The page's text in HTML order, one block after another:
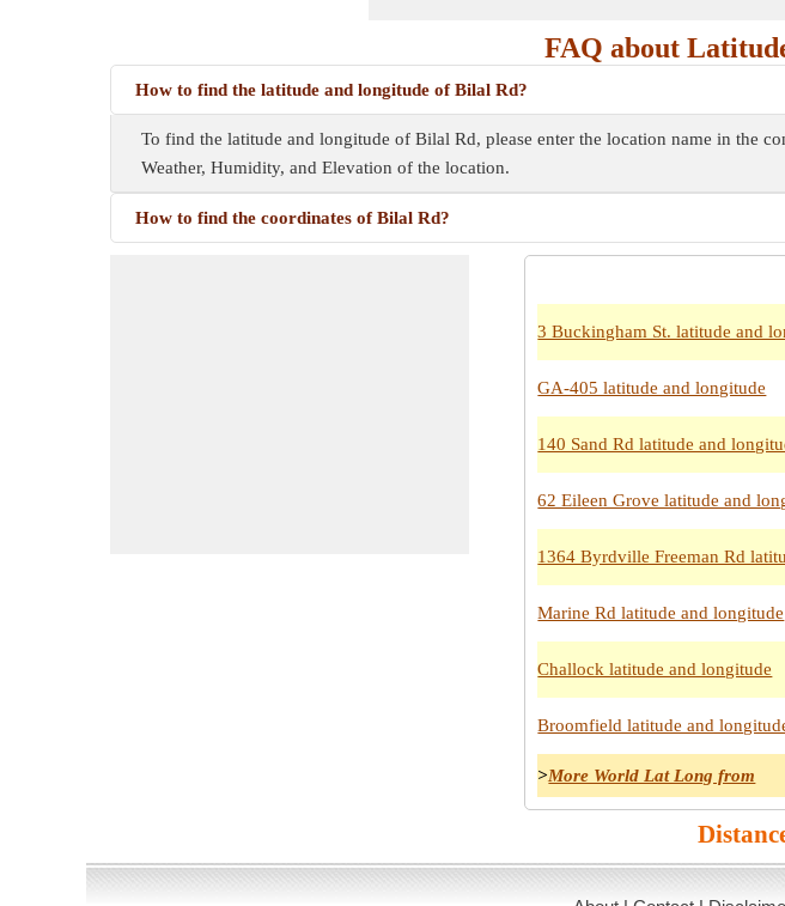
FAQ about
How to find the latitude and longitude of Bilal Rd?
To find the latitude and longitude of Bilal Rd, please enter the location name in the
Weather, Humidity, and Elevation of the location.
How to find the coordinates of Bilal Rd?
3 Buckingham St. latitude and
GA-405 latitude and longitude
140 Sand Rd latitude and
62 Eileen Grove latitude and
1364 Byrdville Freeman Rd
Marine Rd latitude and longitude
Challock latitude and longitude
Broomfield latitude and
>More World Lat Long from